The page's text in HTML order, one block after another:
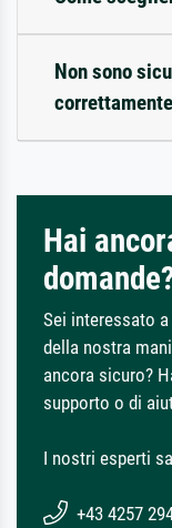
Non sono
Hai
Sei interessato
della nostra
ancora sicuro?
supporto o di
I nostri esperti
+43 4257